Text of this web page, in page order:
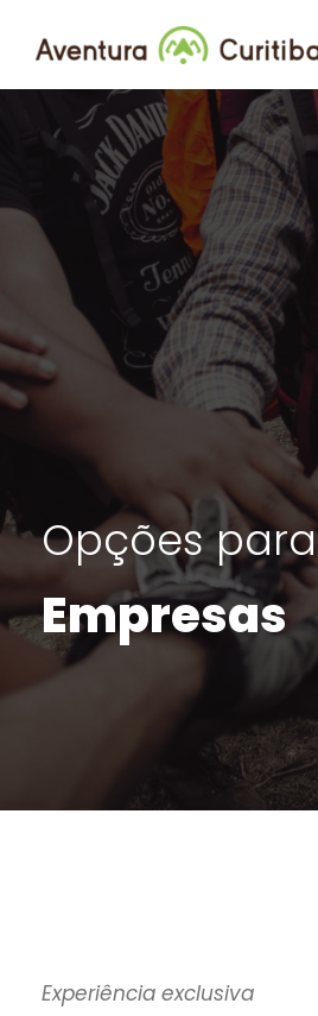
Opções para
Empresas
Experiência exclusiva